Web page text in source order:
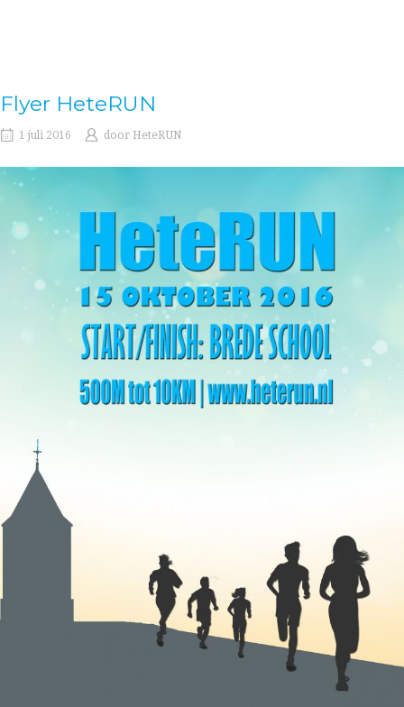
Flyer HeteRUN
1 juli 2016 door HeteRUN